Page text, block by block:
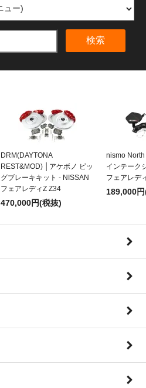
検索
DRM(DAYTONA
REST&MOD) │アケボノ ビッ
グブレーキキット - NISSAN
フェアレディZ Z34
470,000円(税抜)
nismo
インテーク
フェアレデ
189,000